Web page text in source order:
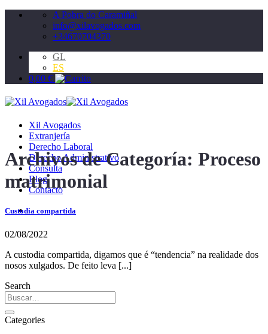
Saltar
A Pobra do Caramiñal
info@xilavogados.com
+34670704370
GL
ES
0,00 €
Xil Avogados
Extranjería
Derecho Laboral
Derecho Administrativo
Consulta
Blog
Contacto
Archivos de Categoría: Proceso
matrimonial
Custodia compartida
02/08/2022
A custodia compartida, digamos que é “tendencia” na realidade dos
nosos xulgados. De feito leva [...]
Search
Categories